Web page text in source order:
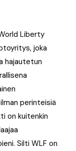
Liberty
joka
hajautetun
perinteisiä
on kuitenkin
Silti WLF on